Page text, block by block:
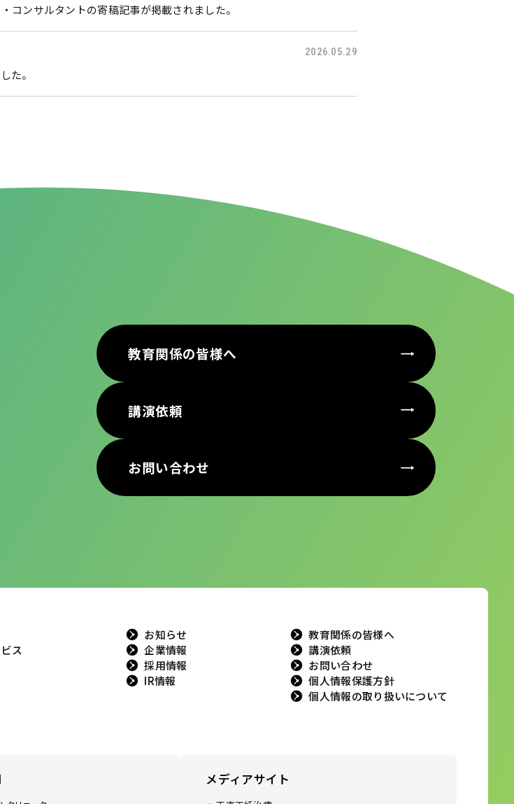
コンサルタントの寄稿記事が掲載されました。
2026.05.29
た。
教育関係の皆様へ
講演依頼
お問い合わせ
ス
お知らせ
企業情報
採用情報
IR情報
教育関係の皆様へ
講演依頼
お問い合わせ
個人情報保護方針
個人情報の取り扱いについて
メディアサイト